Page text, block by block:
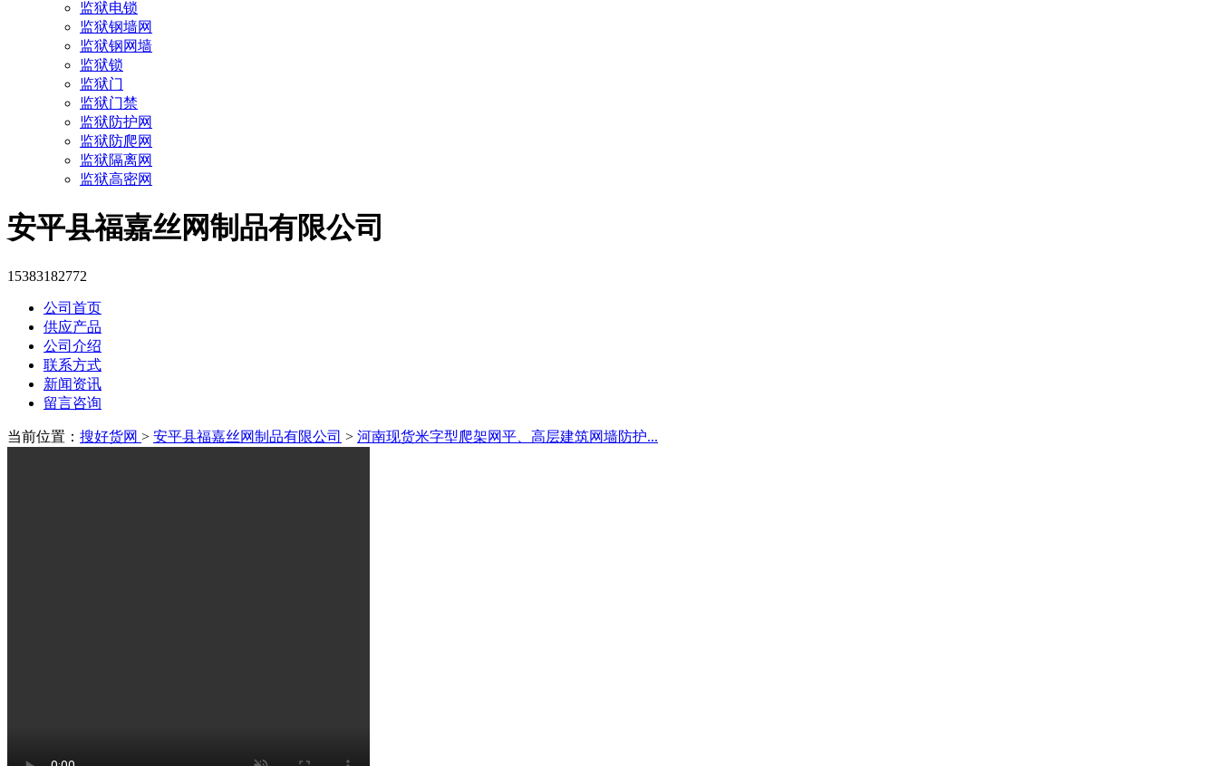
监狱电锁
监狱钢墙网
监狱钢网墙
监狱锁
监狱门
监狱门禁
监狱防护网
监狱防爬网
监狱隔离网
监狱高密网
安平县福嘉丝网制品有限公司
15383182772
公司首页
供应产品
公司介绍
联系方式
新闻资讯
留言咨询
当前位置： 搜好货网 > 安平县福嘉丝网制品有限公司 > 河南现货米字型爬架网平、高层建筑网墙防护...